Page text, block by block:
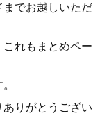
でお越しいただ
れもまとめペー
りがとうござい